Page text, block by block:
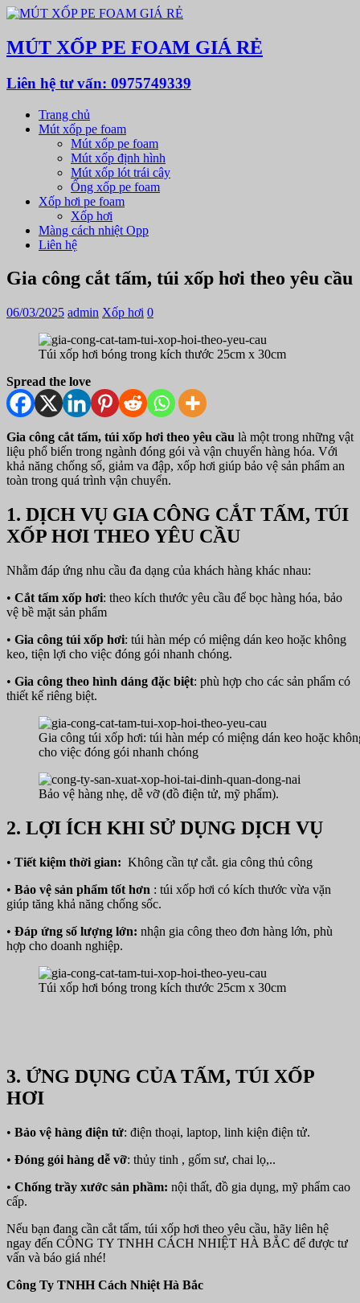
MÚT XỐP PE FOAM GIÁ RẺ
Liên hệ tư vấn: 0975749339
Trang chủ
Mút xốp pe foam
Mút xốp pe foam
Mút xốp định hình
Mút xốp lót trái cây
Ống xốp pe foam
Xốp hơi pe foam
Xốp hơi
Màng cách nhiệt Opp
Liên hệ
Gia công cắt tấm, túi xốp hơi theo yêu cầu
06/03/2025 admin Xốp hơi 0
Túi xốp hơi bóng trong kích thước 25cm x 30cm
Spread the love
Gia công cắt tấm, túi xốp hơi theo yêu cầu là một trong những vật
liệu phổ biến trong ngành đóng gói và vận chuyển hàng hóa. Với
khả năng chống số, giảm va đập, xốp hơi giúp bảo vệ sản phẩm an
toàn trong quá trình vận chuyển.
1. DỊCH VỤ GIA CÔNG CẮT TẤM, TÚI
XỐP HƠI THEO YÊU CẦU
Nhằm đáp ứng nhu cầu đa dạng của khách hàng khác nhau:
• Cắt tấm xốp hơi: theo kích thước yêu cầu để bọc hàng hóa, bảo
vệ bề mặt sản phẩm
• Gia công túi xốp hơi: túi hàn mép có miệng dán keo hoặc không
keo, tiện lợi cho việc đóng gói nhanh chóng.
• Gia công theo hình dáng đặc biệt: phù hợp cho các sản phẩm có
thiết kế riêng biệt.
Gia công túi xốp hơi: túi hàn mép có miệng dán keo hoặc
cho việc đóng gói nhanh chóng
Bảo vệ hàng nhẹ, dễ vỡ (đồ điện tử, mỹ phẩm).
2. LỢI ÍCH KHI SỬ DỤNG DỊCH VỤ
• Tiết kiệm thời gian: Không cần tự cắt. gia công thủ công
• Bảo vệ sản phẩm tốt hơn : túi xốp hơi có kích thước vừa vặn
giúp tăng khả năng chống sốc.
• Đáp ứng số lượng lớn: nhận gia công theo đơn hàng lớn, phù
hợp cho doanh nghiệp.
Túi xốp hơi bóng trong kích thước 25cm x 30cm
3. ỨNG DỤNG CỦA TẤM, TÚI XỐP
HƠI
• Bảo vệ hàng điện tử: điện thoại, laptop, linh kiện điện tử.
• Đóng gói hàng dễ vỡ: thủy tinh , gốm sư, chai lọ,..
• Chống trầy xước sản phầm: nội thất, đồ gia dụng, mỹ phẩm cao
cấp.
Nếu bạn đang cần cắt tấm, túi xốp hơi theo yêu cầu, hãy liên hệ
ngay đến CÔNG TY TNHH CÁCH NHIỆT HÀ BẮC để được tư
vấn và báo giá nhé!
Công Ty TNHH Cách Nhiệt Hà Bắc